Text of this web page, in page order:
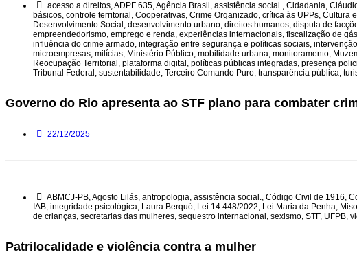
acesso a direitos,ADPF 635,Agência Brasil , assistência social., Cidadania,
básicos, controle territorial , Cooperativas, Crime Organizado, crítica às UPPs, Cultura
Desenvolvimento Social , desenvolvimento urbano, direitos humanos, disputa de
empreendedorismo, emprego e renda, experiências internacionais, fiscalização de gás
influência do crime armado, integração entre segurança e políticas sociais,
microempresas, milícias, Ministério Público, mobilidade urbana, monitoramento,
Reocupação Territorial , plataforma digital , políticas públicas integradas, presença
Tribunal Federal , sustentabilidade, Terceiro Comando Puro, transparência pública,
Governo do Rio apresenta ao STF plano para combater
22/12/2025
ABMCJ-PB,Agosto Lilás, antropologia, assistência social., Código Civil de 1916,
IAB, integridade psicológica, Laura Berquó, Lei 14.448/2022, Lei Maria da Penha,
de crianças, secretarias das mulheres, sequestro internacional , sexismo, STF, UFPB,
Patrilocalidade e violência contra a mulher